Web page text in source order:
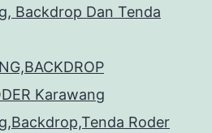
Backdrop Dan Tenda
Karawang
Roder